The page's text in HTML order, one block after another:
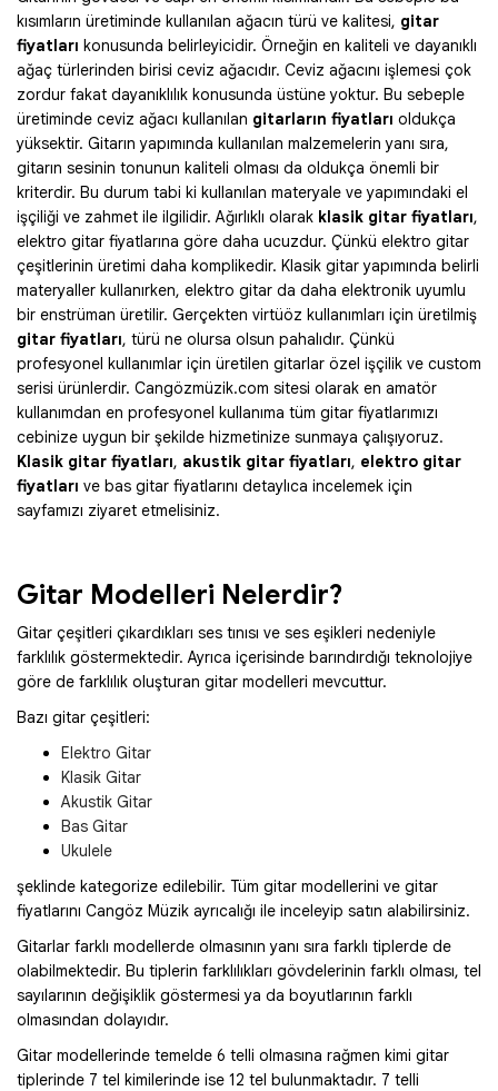
kısımların üretiminde kullanılan ağacın türü ve kalitesi, gitar
fiyatları konusunda belirleyicidir. Örneğin en kaliteli ve dayanıklı
ağaç türlerinden birisi ceviz ağacıdır. Ceviz ağacını işlemesi çok
zordur fakat dayanıklılık konusunda üstüne yoktur. Bu sebeple
üretiminde ceviz ağacı kullanılan gitarların fiyatları oldukça
yüksektir. Gitarın yapımında kullanılan malzemelerin yanı sıra,
gitarın sesinin tonunun kaliteli olması da oldukça önemli bir
kriterdir. Bu durum tabi ki kullanılan materyale ve yapımındaki el
işçiliği ve zahmet ile ilgilidir. Ağırlıklı olarak klasik gitar fiyatları,
elektro gitar fiyatlarına göre daha ucuzdur. Çünkü elektro gitar
çeşitlerinin üretimi daha komplikedir. Klasik gitar yapımında belirli
materyaller kullanırken, elektro gitar da daha elektronik uyumlu
bir enstrüman üretilir. Gerçekten virtüöz kullanımları için üretilmiş
gitar fiyatları, türü ne olursa olsun pahalıdır. Çünkü
profesyonel kullanımlar için üretilen gitarlar özel işçilik ve custom
serisi ürünlerdir. Cangözmüzik.com sitesi olarak en amatör
kullanımdan en profesyonel kullanıma tüm gitar fiyatlarımızı
cebinize uygun bir şekilde hizmetinize sunmaya çalışıyoruz.
Klasik gitar fiyatları, akustik gitar fiyatları, elektro gitar
fiyatları ve bas gitar fiyatlarını detaylıca incelemek için
sayfamızı ziyaret etmelisiniz.
Gitar Modelleri Nelerdir?
Gitar çeşitleri çıkardıkları ses tınısı ve ses eşikleri nedeniyle
farklılık göstermektedir. Ayrıca içerisinde barındırdığı teknolojiye
göre de farklılık oluşturan gitar modelleri mevcuttur.
Bazı gitar çeşitleri:
Elektro Gitar
Klasik Gitar
Akustik Gitar
Bas Gitar
Ukulele
şeklinde kategorize edilebilir. Tüm gitar modellerini ve gitar
fiyatlarını Cangöz Müzik ayrıcalığı ile inceleyip satın alabilirsiniz.
Gitarlar farklı modellerde olmasının yanı sıra farklı tiplerde de
olabilmektedir. Bu tiplerin farklılıkları gövdelerinin farklı olması, tel
sayılarının değişiklik göstermesi ya da boyutlarının farklı
olmasından dolayıdır.
Gitar modellerinde temelde 6 telli olmasına rağmen kimi gitar
tiplerinde 7 tel kimilerinde ise 12 tel bulunmaktadır. 7 telli